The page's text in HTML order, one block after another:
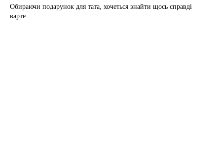
Обираючи подарунок для тата, хочеться знайти щось справді
варте...